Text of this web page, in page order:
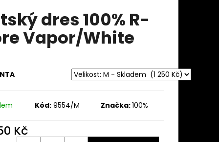
dres 100% R-
Vapor/White
Kód: 9554/M Značka:100%
Kč